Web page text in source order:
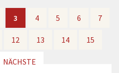
3 4 5 6 7
12 13 14 15
NÄCHSTE
3 4 5 6 7
12 13 14 15
NÄCHSTE